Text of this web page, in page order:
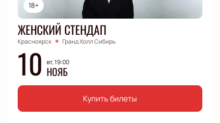
18+
ЖЕНСКИЙ СТЕНДАП
Красноярск Гранд Холл Сибирь
10 вт, 19:00
НОЯБ
Купить билеты